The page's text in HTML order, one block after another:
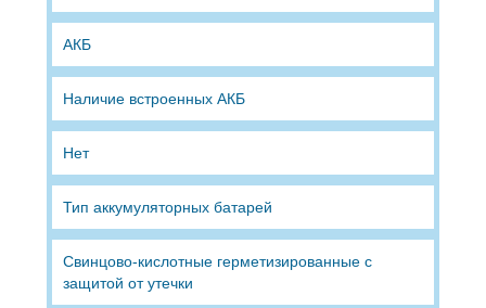
АКБ
Наличие встроенных АКБ
Нет
Тип аккумуляторных батарей
Свинцово-кислотные герметизированные с
защитой от утечки